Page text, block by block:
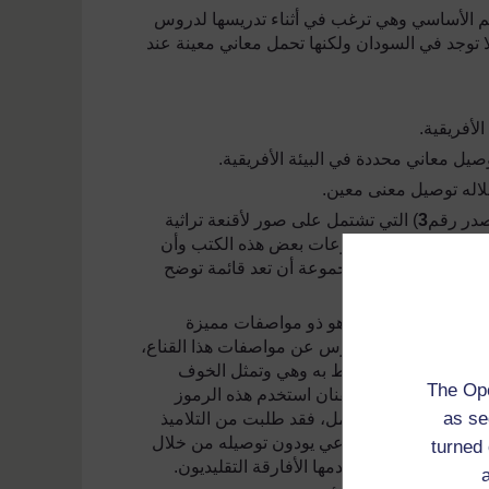
The
as
turned
الأساسي وهي ترغب في أثناء تدريسها لدروس
لا توجد في السودان ولكنها تحمل معاني معينة عند
معاني محددة في البيئة الأفريقية.
توصيل معنى معين.
رقم3) التي تشتمل على صور لأقنعة تراثية
في شكل مجموعات بعض هذه الكتب وأن
ويتعين على كل مجموعة أن تعد قائمة توضح
في الكنغو وهو ذو مواصفات مميزة
الأستاذة بإعداد درس عن مواصفات هذا القناع،
على رموز مجددة ترتبط به وهي وتمثل الخوف
خاصة على أن هذا الفنان استخدم هذه الرموز
الدرس مشروعاً للعمل، فقد طلبت من التلاميذ
أو شعور اجتماعي يودون توصيله من خلال
التي استخدمها الأفارقة التقليديون.